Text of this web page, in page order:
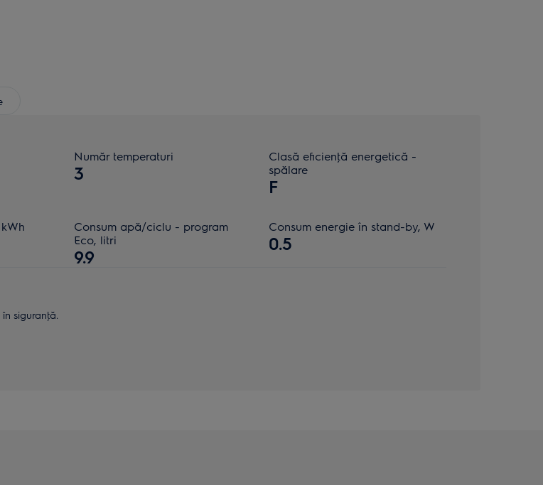
Număr temperaturi
3
Clasă eficienţă energetică -
spălare
F
Consum apă/ciclu - program
Eco, litri
9.9
Consum energie în stand-by, W
0.5
siguranţă.